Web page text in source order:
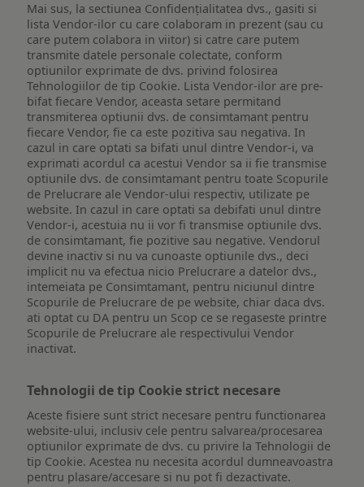
Mai sus, la sectiunea Confidențialitatea dvs., gasiti si
lista Vendor-ilor cu care colaboram in prezent (sau cu
care putem colabora in viitor) si catre care putem
transmite datele personale colectate, conform
optiunilor exprimate de dvs. privind folosirea
Tehnologiilor de tip Cookie. Lista Vendor-ilor are pre-
bifat fiecare Vendor, aceasta setare permitand
transmiterea optiunii dvs. de consimtamant pentru
fiecare Vendor, fie ca este pozitiva sau negativa. In
cazul in care optati sa bifati unul dintre Vendor-i, va
exprimati acordul ca acestui Vendor sa ii fie transmise
optiunile dvs. de consimtamant pentru toate Scopurile
de Prelucrare ale Vendor-ului respectiv, utilizate pe
website. In cazul in care optati sa debifati unul dintre
Vendor-i, acestuia nu ii vor fi transmise optiunile dvs.
de consimtamant, fie pozitive sau negative. Vendorul
devine inactiv si nu va cunoaste optiunile dvs., deci
implicit nu va efectua nicio Prelucrare a datelor dvs.,
intemeiata pe Consimtamant, pentru niciunul dintre
Scopurile de Prelucrare de pe website, chiar daca dvs.
ati optat cu DA pentru un Scop ce se regaseste printre
Scopurile de Prelucrare ale respectivului Vendor
inactivat.
Tehnologii de tip Cookie strict necesare
Aceste fisiere sunt strict necesare pentru functionarea
website-ului, inclusiv cele pentru salvarea/procesarea
optiunilor exprimate de dvs. cu privire la Tehnologii de
tip Cookie. Acestea nu necesita acordul dumneavoastra
pentru plasare/accesare si nu pot fi dezactivate.